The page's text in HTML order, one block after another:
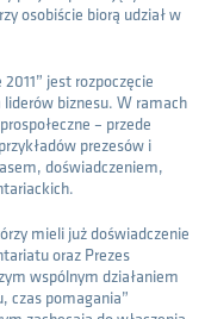
osobiście biorą udział w
jest rozpoczęcie
biznesu. W ramach
– przede
prezesów i
doświadczeniem,
mieli już doświadczenie
oraz Prezes
wspólnym działaniem
czas pomagania”